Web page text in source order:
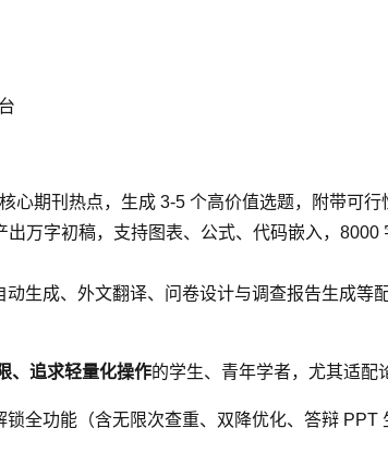
心期刊热点，生成 3-5 个高价值选题，附带可
万字初稿，支持图表、公式、代码嵌入，
生成、外文翻译、问卷设计与调查报告生成等
、追求轻量化操作的学生、青年学者，尤其适配
全功能（含无限次查重、双降优化、答辩